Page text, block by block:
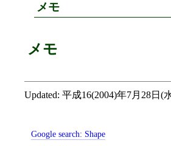
メモ
メモ
Updated: 平成16(2004)年7月28日(
Google search: Shape